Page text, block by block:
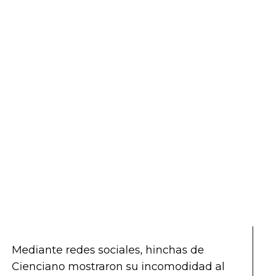
Mediante redes sociales, hinchas de
Cienciano mostraron su incomodidad al